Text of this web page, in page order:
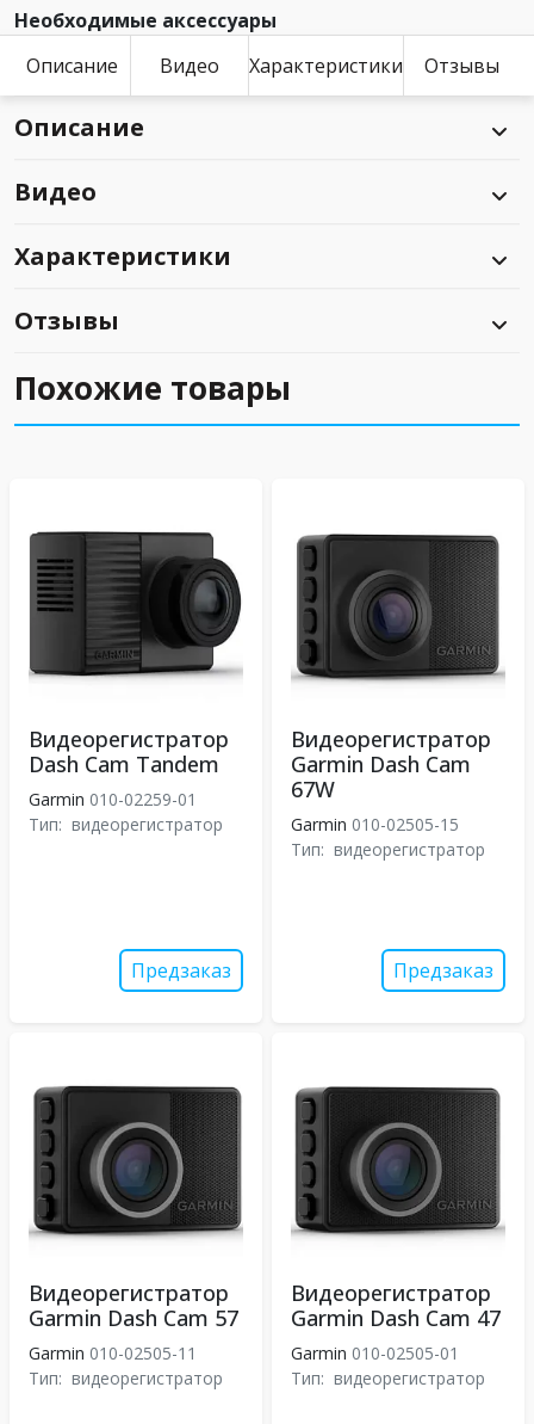
Необходимые аксессуары
Описание
Видео Характеристики Отзывы
Описание
Видео
Характеристики
Отзывы
Похожие товары
Видеорегистратор
Dash Cam Tandem
Garmin 010-02259-01
Тип: видеорегистратор
Предзаказ
Видеорегистратор
Garmin Dash Cam
67W
Garmin 010-02505-15
Тип: видеорегистратор
Предзаказ
Видеорегистратор
Garmin Dash Cam 57
Garmin 010-02505-11
Тип: видеорегистратор
Видеорегистратор
Garmin Dash Cam 47
Garmin 010-02505-01
Тип: видеорегистратор